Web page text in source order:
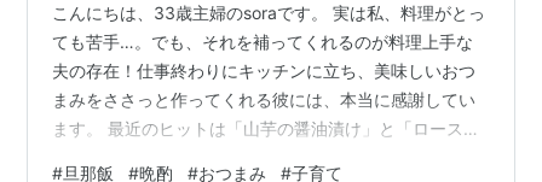
こんにちは、33歳主婦のsoraです。 実は私、料理がとっ
ても苦手…。でも、それを補ってくれるのが料理上手な
夫の存在！仕事終わりにキッチンに立ち、美味しいおつ
まみをささっと作ってくれる彼には、本当に感謝してい
ます。 最近のヒットは「山芋の醤油漬け」と「ロースト
#旦那飯 #晩酌 #おつまみ #子育て